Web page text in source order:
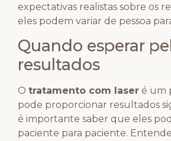
expectativas realistas sobre os
eles podem variar de pessoa
Quando esperar
resultados
O tratamento com laser é um
pode proporcionar resultados
é importante saber que eles
paciente para paciente.